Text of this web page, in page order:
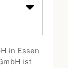
in Essen
ist